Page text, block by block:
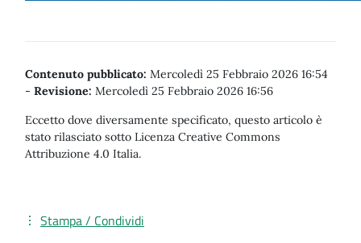
Contenuto pubblicato: Mercoledì 25 Febbraio 2026 16:54
- Revisione: Mercoledì 25 Febbraio 2026 16:56
Eccetto dove diversamente specificato, questo articolo è
stato rilasciato sotto Licenza Creative Commons
Attribuzione 4.0 Italia.
Stampa / Condividi